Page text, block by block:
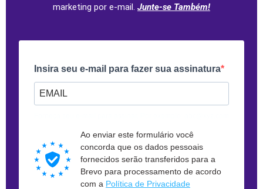
marketing por e-mail. Junte-se Também!
Insira seu e-mail para fazer sua assinatura
Ao enviar este formulário você
concorda que os dados pessoais
fornecidos serão transferidos para a
Brevo para processamento de acordo
com a Política de Privacidade